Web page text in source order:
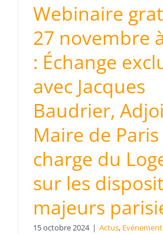
Webinaire
27 novembre
: Échange
avec Jacques
Baudrier,
Maire de Paris
charge du
sur les
majeurs
15 octobre 2024 | Actus,